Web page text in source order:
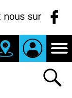
nous sur